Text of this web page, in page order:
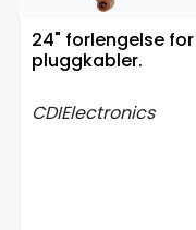
24" forlengelse for
pluggkabler.
CDIElectronics